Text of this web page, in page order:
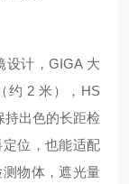
设计，GIGA 大
约 2 米），HS
持出色的长距检
位，也能适配
物体，遮光量